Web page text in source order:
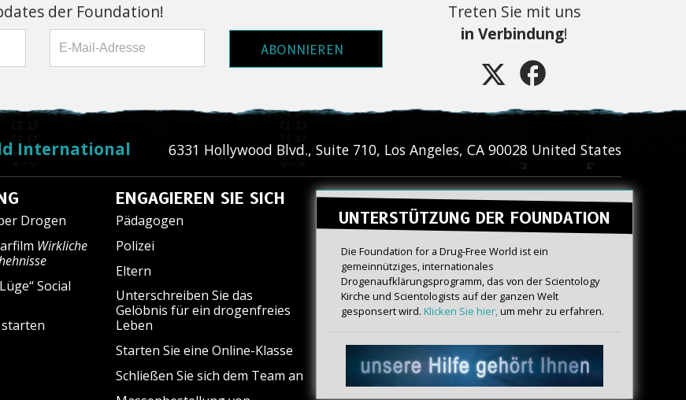
der Foundation!
ABONNIEREN
Treten Sie mit uns
in Verbindung!
International 6331 Hollywood Blvd., Suite 710, Los Angeles, CA 90028 United States
Drogen
Wirkliche
Social
ENGAGIEREN SIE SICH
Pädagogen
Polizei
Eltern
Unterschreiben Sie das
Gelöbnis für ein drogenfreies
Leben
Starten Sie eine Online-Klasse
Schließen Sie sich dem Team an
UNTERSTÜTZUNG DER FOUNDATION
Die Foundation for a Drug-Free World ist ein
gemeinnütziges, internationales
Drogenaufklärungsprogramm, das von der Scientology
Kirche und Scientologists auf der ganzen Welt
gesponsert wird. Klicken Sie hier,um mehr zu erfahren.